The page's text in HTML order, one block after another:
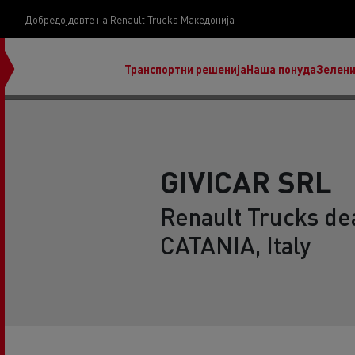
Добредојдовте на Renault Trucks Македонија
Транспортни решенијаНаша понуда
нашата визија
Koji kamion na alternativnu energiju je pravi za
GIVICAR SRL
Renault Trucks
CATANIA, Italy